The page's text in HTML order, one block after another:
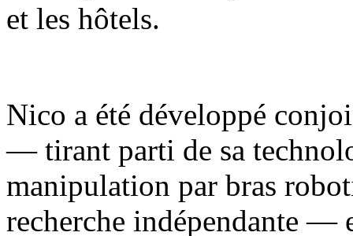
et les hôtels.
Nico a été développé
— tirant parti de sa
manipulation par bras
recherche indépendante —